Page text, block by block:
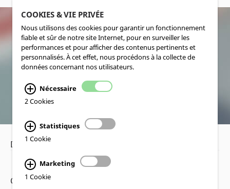
SOCIALMEDIA
Déclaration de confidentialité
Copyright www.lucas-nuelle.fr
COOKIES & VIE PRIVÉE
Nous utilisons des cookies pour garantir un fonctionnement
fiable et sûr de notre site Internet, pour en surveiller les
performances et pour afficher des contenus pertinents et
personnalisés. À cet effet, nous procédons à la collecte de
données concernant nos utilisateurs.
Nécessaire
2 Cookies
Statistiques
1 Cookie
Marketing
1 Cookie